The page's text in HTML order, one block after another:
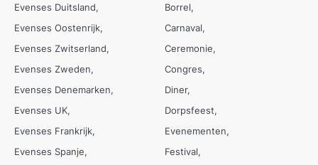
Evenses Duitsland
Evenses Oostenrijk
Evenses Zwitserland
Evenses Zweden
Evenses Denemarken
Evenses UK
Evenses Frankrijk
Evenses Spanje
Borrel
Carnaval
Ceremonie
Congres
Diner
Dorpsfeest
Evenementen
Festival